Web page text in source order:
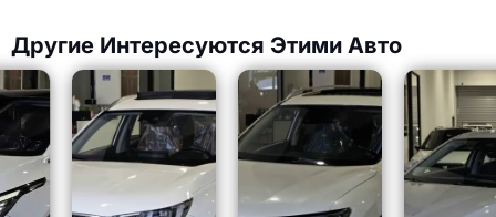
Другие Интересуются Этими Авто